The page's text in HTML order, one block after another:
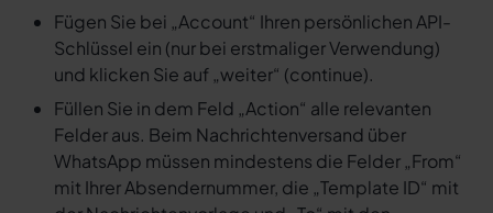
Fügen Sie bei „Account“ Ihren persönlichen API-
Schlüssel ein (nur bei erstmaliger Verwendung)
und klicken Sie auf „weiter“ (continue).
Füllen Sie in dem Feld „Action“ alle relevanten
Felder aus. Beim Nachrichtenversand über
WhatsApp müssen mindestens die Felder „From“
mit Ihrer Absendernummer, die „Template ID“ mit